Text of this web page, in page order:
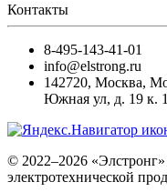
Контакты
8-495-143-41-01
info@elstrong.ru
142720, Москва,
Южная ул, д. 19 к. 1
© 2022–2026
электротехнической